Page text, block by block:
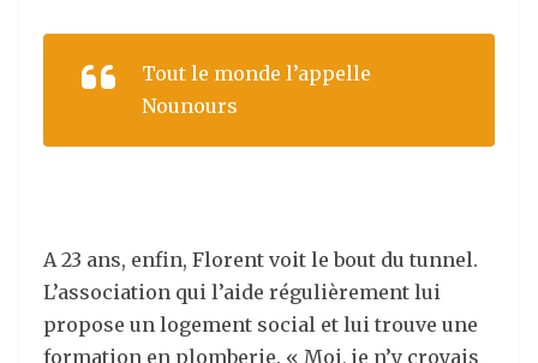
Tout le monde l’appelle
Nounours
A 23 ans, enfin, Florent voit le bout du tunnel.
L’association qui l’aide régulièrement lui
propose un logement social et lui trouve une
formation en plomberie. « Moi, je n’y croyais